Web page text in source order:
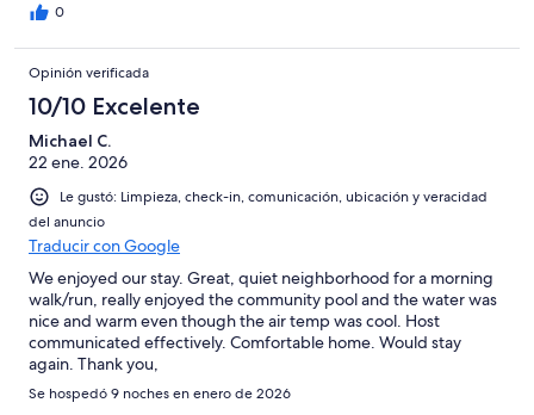
0
Opinión verificada
10/10 Excelente
Michael C.
22 ene. 2026
Le gustó: Limpieza, check-in, comunicación, ubicación y veracidad
del anuncio
Traducir con Google
We enjoyed our stay. Great, quiet neighborhood for a morning
walk/run, really enjoyed the community pool and the water was
nice and warm even though the air temp was cool. Host
communicated effectively. Comfortable home. Would stay
again. Thank you,
Se hospedó 9 noches en enero de 2026